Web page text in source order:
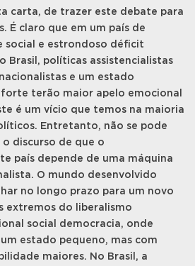
carta, de trazer este debate para
É claro que em um país de
social e estrondoso déficit
Brasil, políticas assistencialistas
e um estado
terão maior apelo emocional
é um vício que temos na maioria
Entretanto, não se pode
discurso de que o
país depende de uma máquina
O mundo desenvolvido
no longo prazo para um novo
extremos do liberalismo
social democracia, onde
estado pequeno, mas com
maiores. No Brasil, a